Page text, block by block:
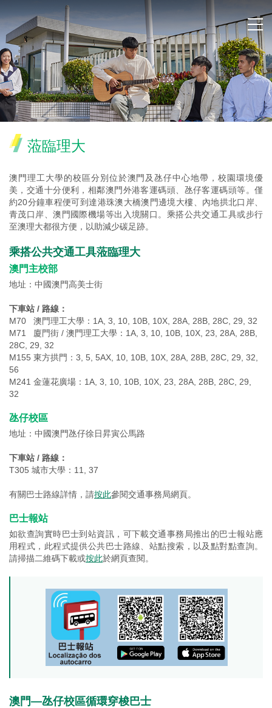
蒞臨理大
澳門理工大學的校區分別位於澳門及氹仔中心地帶，校園環境優
美，交通十分便利，相鄰澳門外港客運碼頭、氹仔客運碼頭等。僅
約20分鐘車程便可到達港珠澳大橋澳門邊境大樓、內地拱北口岸、
青茂口岸、澳門國際機場等出入境關口。乘搭公共交通工具或步行
至澳理大都很方便，以助減少碳足跡。
乘搭公共交通工具蒞臨理大
澳門主校部
地址：中國澳門高美士街
下車站 / 路線：
M70 澳門理工大學：1A, 3, 10, 10B, 10X, 28A, 28B, 28C, 29, 32
M71 廈門街 / 澳門理工大學：1A, 3, 10, 10B, 10X, 23, 28A, 28B,
28C, 29, 32
M155 東方拱門：3, 5, 5AX, 10, 10B, 10X, 28A, 28B, 28C, 29, 32,
56
M241 金蓮花廣場：1A, 3, 10, 10B, 10X, 23, 28A, 28B, 28C, 29,
32
氹仔校區
地址：中國澳門氹仔徐日昇寅公馬路
下車站 / 路線：
T305 城市大學：11, 37
有關巴士路線詳情，請按此參閱交通事務局網頁。
巴士報站
如欲查詢實時巴士到站資訊，可下載交通事務局推出的巴士報站應
用程式，此程式提供公共巴士路線、站點搜索，以及點對點查詢。
請掃描二維碼下載或按此於網頁查閱。
澳門—氹仔校區循環穿梭巴士